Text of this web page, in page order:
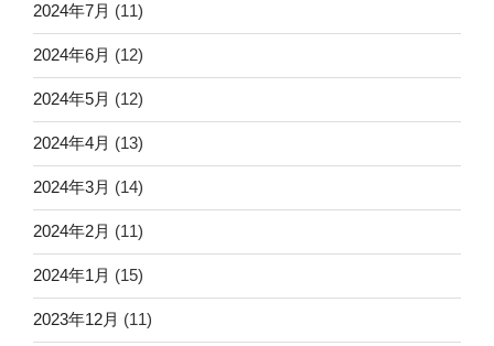
2024年7月 (11)
2024年6月 (12)
2024年5月 (12)
2024年4月 (13)
2024年3月 (14)
2024年2月 (11)
2024年1月 (15)
2023年12月 (11)